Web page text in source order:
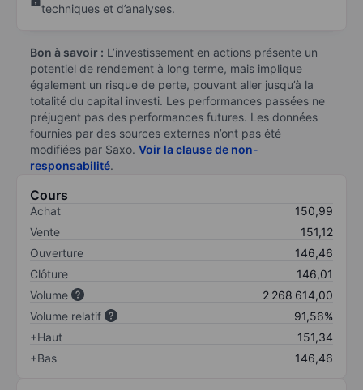
techniques et d’analyses.
Bon à savoir : L’investissement en actions présente un
potentiel de rendement à long terme, mais implique
également un risque de perte, pouvant aller jusqu’à la
totalité du capital investi. Les performances passées ne
préjugent pas des performances futures. Les données
fournies par des sources externes n’ont pas été
modifiées par Saxo. Voir la clause de non-
responsabilité.
Cours
Achat
150,99
Vente
151,12
Ouverture
146,46
Clôture
146,01
Volume
2 268 614,00
Volume relatif
91,56%
+Haut
151,34
+Bas
146,46